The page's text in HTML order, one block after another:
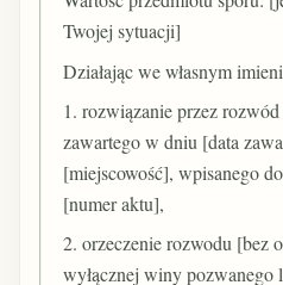
Twojej sytuacji]
Działając we własnym
1. rozwiązanie przez rozwód
zawartego w dniu [data
[miejscowość], wpisanego
[numer aktu],
2. orzeczenie rozwodu [bez
wyłącznej winy